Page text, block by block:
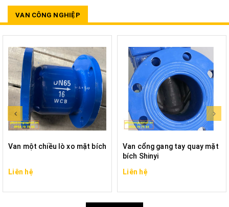
VAN CÔNG NGHIỆP
Van một chiều lò xo mặt bích
Liên hệ
Van cổng gang tay quay mặt
bích Shinyi
Liên hệ